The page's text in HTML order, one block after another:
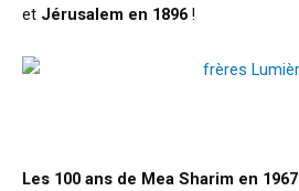
et Jérusalem en 1896 !
Les 100 ans de Mea Sharim en 1967